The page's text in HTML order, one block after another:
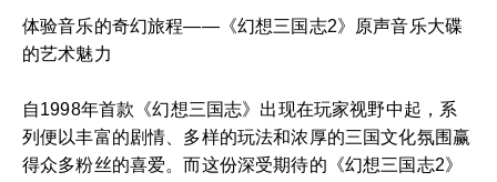
体验音乐的奇幻旅程——《幻想三国志2》原声音乐大碟
的艺术魅力
自1998年首款《幻想三国志》出现在玩家视野中起，系
列便以丰富的剧情、多样的玩法和浓厚的三国文化氛围赢
得众多粉丝的喜爱。而这份深受期待的《幻想三国志2》